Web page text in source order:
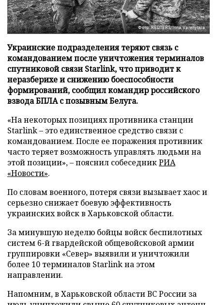
Фото: REUTERS/Inna Varenytsia
Украинские подразделения теряют связь с
командованием после уничтожения терминалов
спутниковой связи Starlink, что приводит к
неразберихе и снижению боеспособности
формирований, сообщил командир российского
взвода БПЛА с позывным Белуга.
«На некоторых позициях противника станции
Starlink – это единственное средство связи с
командованием. После ее поражения противник
часто теряет возможность управлять людьми на
этой позиции», – пояснил собеседникРИА
«Новости».
По словам военного, потеря связи вызывает хаос и
серьезно снижает боевую эффективность
украинских войск в Харьковской области.
За минувшую неделю бойцы войск беспилотных
систем 6-й гвардейской общевойсковой армии
группировки «Север» выявили и уничтожили
более 10 терминалов Starlink на этом
направлении.
Напомним, в Харьковской области ВС России за